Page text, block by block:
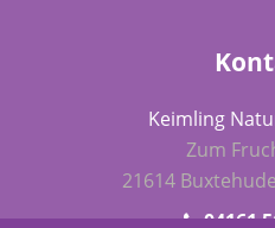
Keimling
Zum
21614
04161